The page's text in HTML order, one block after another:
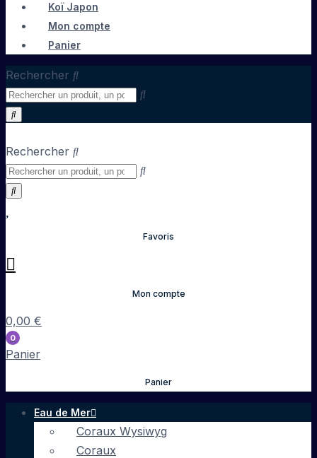
Koï Japon
Mon compte
Panier
Rechercher
Rechercher
Favoris
Mon compte
0,00 €
0
Panier
Panier
Eau de Mer
Coraux Wysiwyg
Coraux